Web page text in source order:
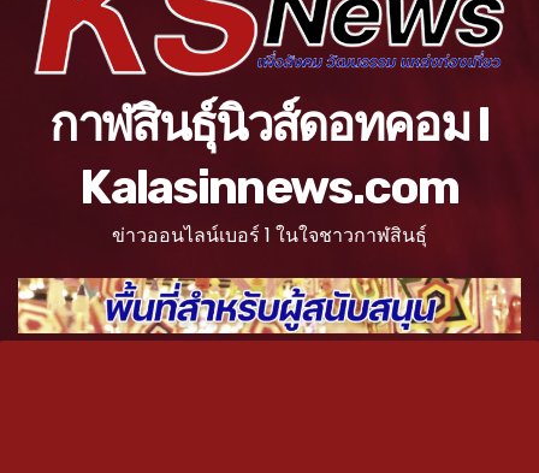
กาฬสินธุ์นิวส์ดอทคอม l
Kalasinnews.com
ข่าวออนไลน์เบอร์ 1 ในใจชาวกาฬสินธุ์